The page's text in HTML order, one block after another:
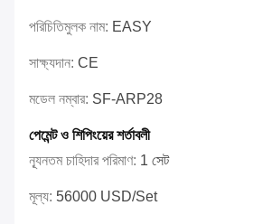
পরিচিতিমুলক নাম: EASY
সাক্ষ্যদান: CE
মডেল নম্বার: SF-ARP28
পেমেন্ট ও শিপিংয়ের শর্তাবলী
ন্যূনতম চাহিদার পরিমাণ: 1 সেট
মূল্য: 56000 USD/Set